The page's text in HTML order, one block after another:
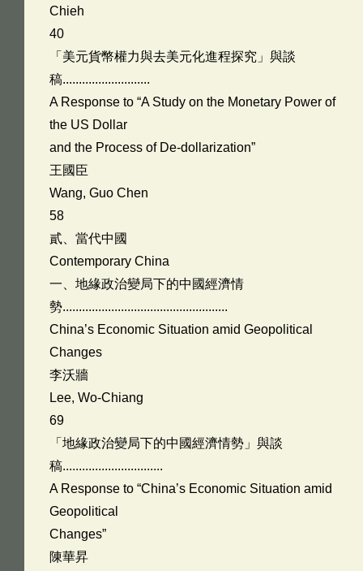
Chieh
40
「美元貨幣權力與去美元化進程探究」與談
稿...........................
A Response to “A Study on the Monetary Power of
the US Dollar
and the Process of De-dollarization”
王國臣
Wang, Guo Chen
58
貳、當代中國
Contemporary China
一、地緣政治變局下的中國經濟情
勢...................................................
China’s Economic Situation amid Geopolitical
Changes
李沃牆
Lee, Wo-Chiang
69
「地緣政治變局下的中國經濟情勢」與談
稿...............................
A Response to “China’s Economic Situation amid
Geopolitical
Changes”
陳華昇